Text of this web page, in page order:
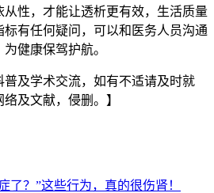
性，才能让透析更有效，生活质量
标有任何疑问，可以和医务人员沟通
健康保驾护航。
普及学术交流，如有不适请及时就
及文献，侵删。】
了？”这些行为，真的很伤肾！